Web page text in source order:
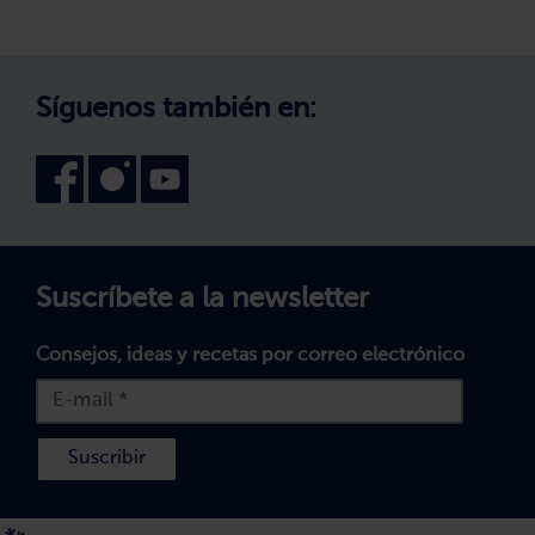
Declaración de accesibilidad
Política de Cookies
Términos y Condiciones
Síguenos también en:
Suscríbete a la newsletter
Consejos, ideas y recetas por correo electrónico
Suscribir